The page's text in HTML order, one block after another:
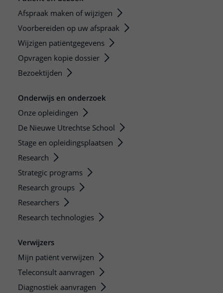
Afspraak maken of wijzigen
Voorbereiden op uw afspraak
Wijzigen patiëntgegevens
Opvragen kopie dossier
Bezoektijden
Onderwijs en onderzoek
Onze opleidingen
De Nieuwe Utrechtse School
Stage en opleidingsplaatsen
Research
Strategic programs
Research groups
Researchers
Research technologies
Verwijzers
Mijn patiënt verwijzen
Teleconsult aanvragen
Diagnostiek aanvragen